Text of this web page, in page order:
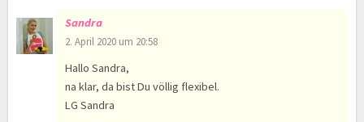
Sandra
2. April 2020 um 20:58
Hallo Sandra,
na klar, da bist Du völlig flexibel.
LG Sandra